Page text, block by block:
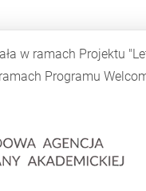
w ramach Projektu
Programu